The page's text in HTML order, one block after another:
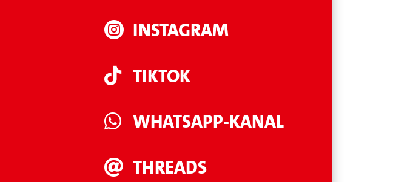
 INSTAGRAM
 TIKTOK
 WHATSAPP-KANAL
 THREADS